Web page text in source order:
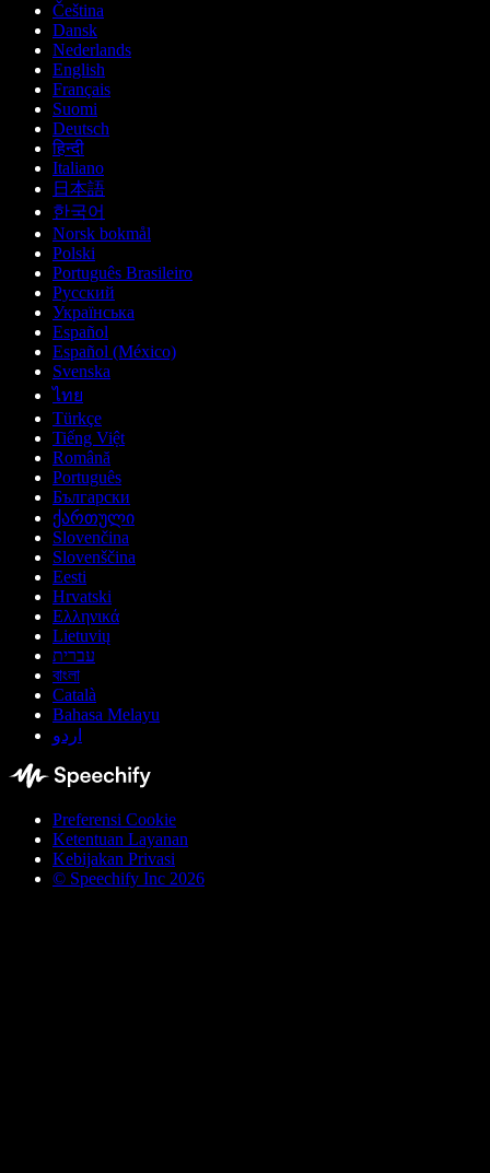
Čeština
Dansk
Nederlands
English
Français
Suomi
Deutsch
हिन्दी
Italiano
日本語
한국어
Norsk bokmål
Polski
Português Brasileiro
Русский
Українська
Español
Español (México)
Svenska
ไทย
Türkçe
Tiếng Việt
Română
Português
Български
ქართული
Slovenčina
Slovenščina
Eesti
Hrvatski
Ελληνικά
Lietuvių
עברית
বাংলা
Català
Bahasa Melayu
اردو
Preferensi Cookie
Ketentuan Layanan
Kebijakan Privasi
© Speechify Inc 2026